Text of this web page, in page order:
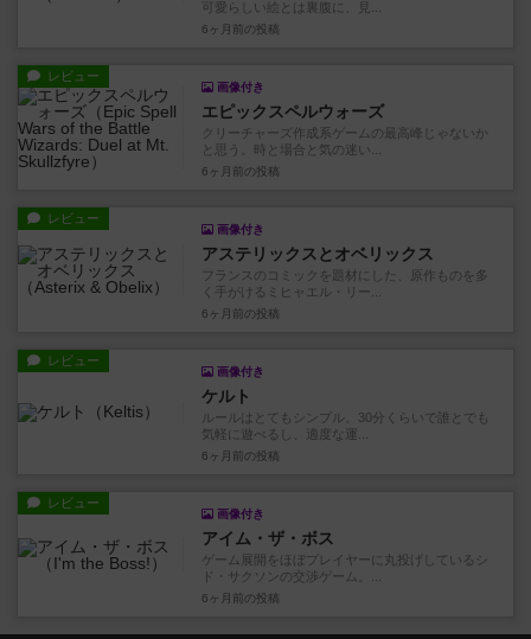
可愛らしい絵とは裏腹に、見...
6ヶ月前 の投稿
レビュー
画像付き
エピックスペルウォーズ
クリーチャーズ作成系ゲームの最高峰じゃないか
と思う。時と場合と気の迷い...
6ヶ月前 の投稿
レビュー
画像付き
アステリックスとオベリックス
フランスのコミックを題材にした、原作ものを多
く手がけるミヒャエル・リー...
6ヶ月前 の投稿
レビュー
画像付き
ケルト
ルールはとてもシンプル。30分くらいで誰とでも
気軽に遊べるし、適度な運...
6ヶ月前 の投稿
レビュー
画像付き
アイム・ザ・ボス
ゲーム展開をほぼプレイヤーに丸投げしているシ
ド・サクソンの交渉ゲーム。...
6ヶ月前 の投稿